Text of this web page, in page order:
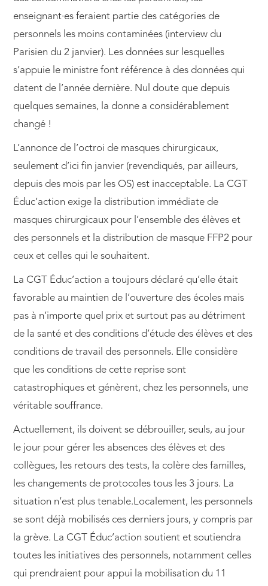
enseignant·es feraient partie des catégories de
personnels les moins contaminées (interview du
Parisien du 2 janvier). Les données sur lesquelles
s’appuie le ministre font référence à des données qui
datent de l’année dernière. Nul doute que depuis
quelques semaines, la donne a considérablement
changé !
L’annonce de l’octroi de masques chirurgicaux,
seulement d’ici fin janvier (revendiqués, par ailleurs,
depuis des mois par les OS) est inacceptable. La CGT
Éduc’action exige la distribution immédiate de
masques chirurgicaux pour l’ensemble des élèves et
des personnels et la distribution de masque FFP2 pour
ceux et celles qui le souhaitent.
La CGT Éduc’action a toujours déclaré qu’elle était
favorable au maintien de l’ouverture des écoles mais
pas à n’importe quel prix et surtout pas au détriment
de la santé et des conditions d’étude des élèves et des
conditions de travail des personnels. Elle considère
que les conditions de cette reprise sont
catastrophiques et génèrent, chez les personnels, une
véritable souffrance.
Actuellement, ils doivent se débrouiller, seuls, au jour
le jour pour gérer les absences des élèves et des
collègues, les retours des tests, la colère des familles,
les changements de protocoles tous les 3 jours. La
situation n’est plus tenable.Localement, les personnels
se sont déjà mobilisés ces derniers jours, y compris par
la grève. La CGT Éduc’action soutient et soutiendra
toutes les initiatives des personnels, notamment celles
qui prendraient pour appui la mobilisation du 11